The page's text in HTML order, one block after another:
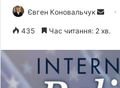
Євген Коновальчук
n
435 Час читання: 2 хв.